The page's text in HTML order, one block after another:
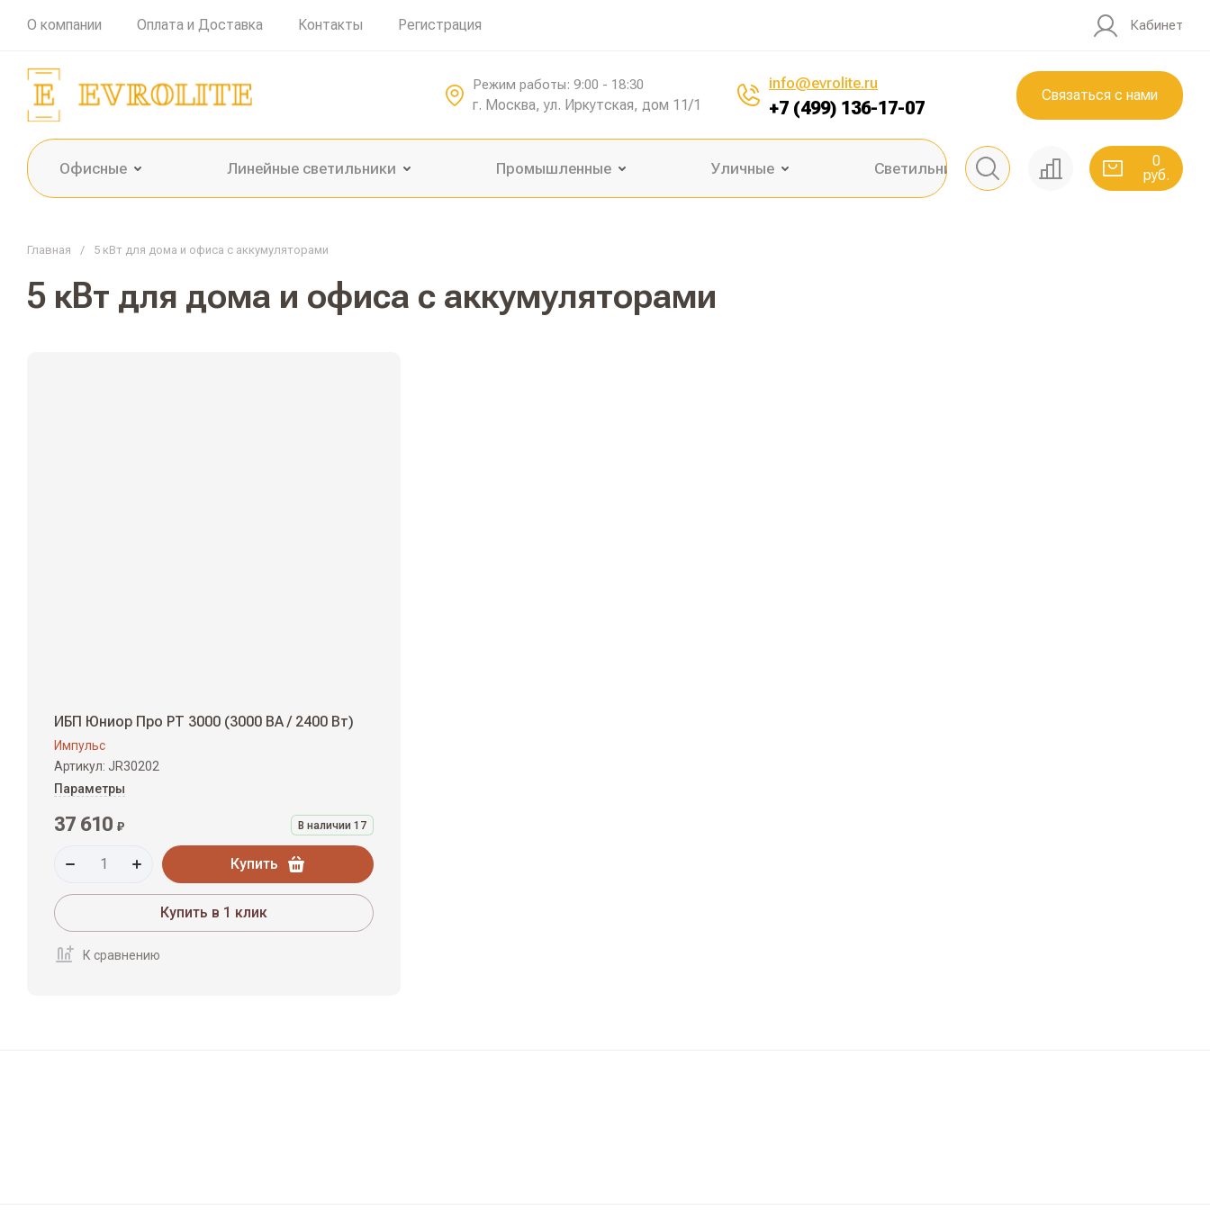
0 руб.
О компании Оплата и Доставка Контакты Регистрация Кабинет
Режим работы: 9:00 - 18:30
г. Москва, ул. Иркутская, дом 11/1
info@evrolite.ru
+7 (499) 136-17-07
Связаться с нами
Офисные Линейные светильники Промышленные Уличные Светильники ЖКХ
0
руб.
Главная / 5 кВт для дома и офиса с аккумуляторами
5 кВт для дома и офиса с аккумуляторами
ИБП Юниор Про РТ 3000 (3000 ВА / 2400 Вт)
Импульс
Артикул: JR30202
Параметры
В наличии 17
37 610 ₽
Купить
Купить в 1 клик
К сравнению